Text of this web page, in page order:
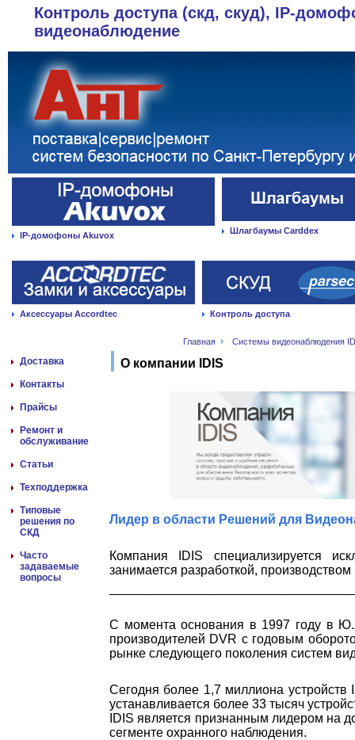
Контроль доступа (скд, скуд), IP-
видеонаблюдение
IP-домофоны Akuvox Шлагбаумы Carddex
Аксессуары Accordtec Контроль доступа
Главная Системы видеонаблюдения
Доставка
Контакты
Прайсы
Ремонт и
обслуживание
Статьи
Техподдержка
Типовые
решения по
СКД
Часто
задаваемые
вопросы
О компании IDIS
Лидер в области Решений для
Компания IDIS специализируется
занимается разработкой,
С момента основания в 1997 году в
производителей DVR с годовым
рынке следующего поколения систем
Сегодня более 1,7 миллиона
устанавливается более 33 тысяч
IDIS является признанным лидером на
сегменте охранного наблюдения.